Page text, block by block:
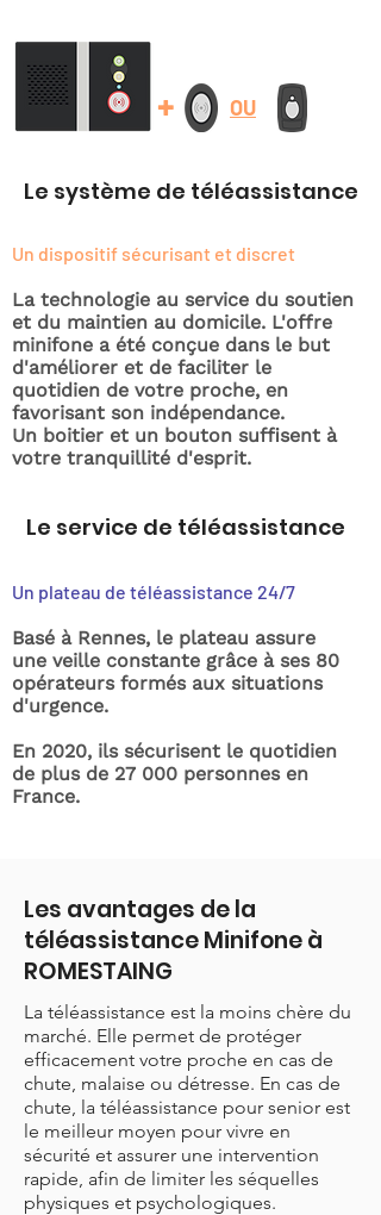
+ OU
Le système de téléassistance
Un dispositif sécurisant et discret
La technologie au service du soutien
et du maintien au domicile. L'offre
minifone a été conçue dans le but
d'améliorer et de faciliter le
quotidien de votre proche, en
favorisant son indépendance.
Un boitier et un bouton suffisent à
votre tranquillité d'esprit.
Le service de téléassistance
Un plateau de téléassistance 24/7
Basé à Rennes, le plateau assure
une veille constante grâce à ses 80
opérateurs formés aux situations
d'urgence.
En 2020, ils sécurisent le quotidien
de plus de 27 000 personnes en
France.
Les avantages de la
téléassistance Minifone à
ROMESTAING
La téléassistance est la moins chère du
marché. Elle permet de protéger
efficacement votre proche en cas de
chute, malaise ou détresse. En cas de
chute, la téléassistance pour senior est
le meilleur moyen pour vivre en
sécurité et assurer une intervention
rapide, afin de limiter les séquelles
physiques et psychologiques.